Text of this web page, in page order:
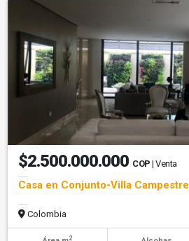
$2.500.000.000 COP | Venta
Casa en Conjunto-Villa Campestre
Colombia
2